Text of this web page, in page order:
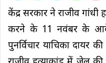
केंद्र सरकार ने राजीव गांधी
करने के 11 नवंबर के
पुनर्विचार याचिका दायर